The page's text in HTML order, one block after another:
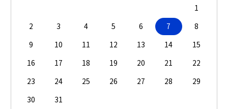
1
2
3 4 5 6 7
8
9
10 11 12 13 14
15
16
17 18 19 20 21
22
23
24 25 26 27 28
29
30
31